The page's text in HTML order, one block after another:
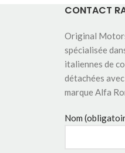
CONTACT
Original
spécialisée
italiennes de
détachées
marque Alfa
Nom